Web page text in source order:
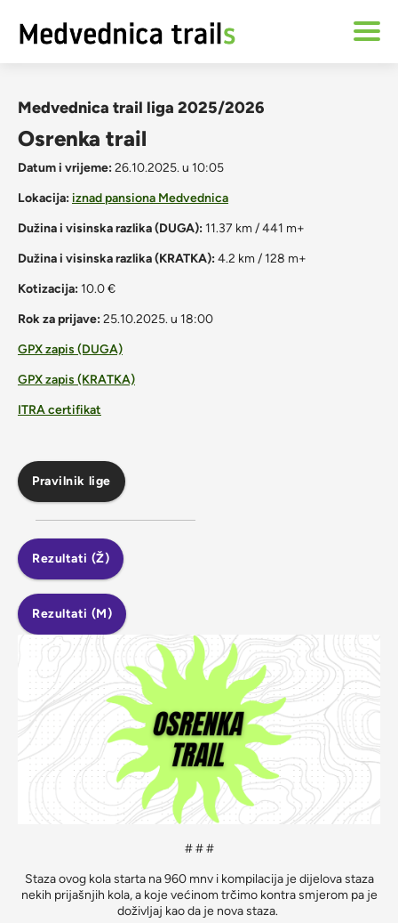
Medvednica trail liga 2025/2026
Osrenka trail
Datum i vrijeme:26.10.2025. u 10:05
Lokacija: iznad pansiona Medvednica
Dužina i visinska razlika (DUGA): 11.37 km / 441 m+
Dužina i visinska razlika (KRATKA):4.2 km / 128 m+
Kotizacija: 10.0 €
Rok za prijave:25.10.2025. u 18:00
GPX zapis (DUGA)
GPX zapis (KRATKA)
ITRA certifikat
Pravilnik lige
Rezultati (Ž)
Rezultati (M)
# # #
Staza ovog kola starta na 960 mnv i kompilacija je dijelova staza
nekih prijašnjih kola, a koje većinom trčimo kontra smjerom pa je
doživljaj kao da je nova staza.